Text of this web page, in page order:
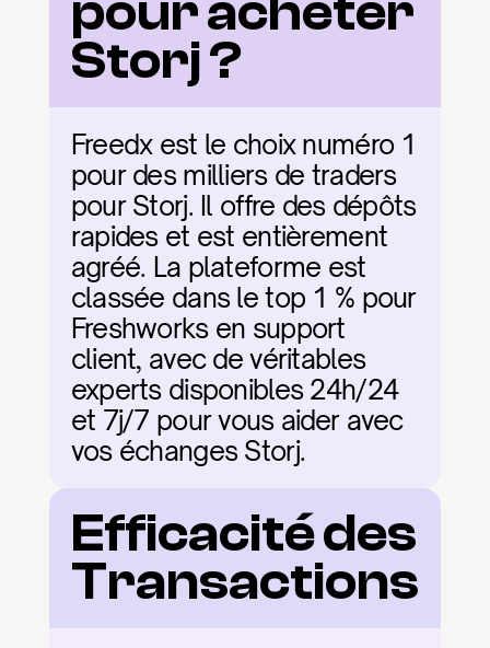
pour acheter
Storj ?
Freedx est le choix numéro 1
pour des milliers de traders
pour Storj. Il offre des dépôts
rapides et est entièrement
agréé. La plateforme est
classée dans le top 1 % pour
Freshworks en support
client, avec de véritables
experts disponibles 24h/24
et 7j/7 pour vous aider avec
vos échanges Storj.
Efficacité des
Transactions